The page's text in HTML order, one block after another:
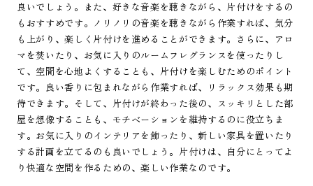
良いでしょう。また、好きな音楽を聴きながら、片付けをするの
もおすすめです。ノリノリの音楽を聴きながら作業すれば、気分
も上がり、楽しく片付けを進めることができます。さらに、アロ
マを焚いたり、お気に入りのルームフレグランスを使ったりし
て、空間を心地よくすることも、片付けを楽しむためのポイント
です。良い香りに包まれながら作業すれば、リラックス効果も期
待できます。そして、片付けが終わった後の、スッキリとした部
屋を想像することも、モチベーションを維持するのに役立ちま
す。お気に入りのインテリアを飾ったり、新しい家具を置いたり
する計画を立てるのも良いでしょう。片付けは、自分にとってよ
り快適な空間を作るための、楽しい作業なのです。